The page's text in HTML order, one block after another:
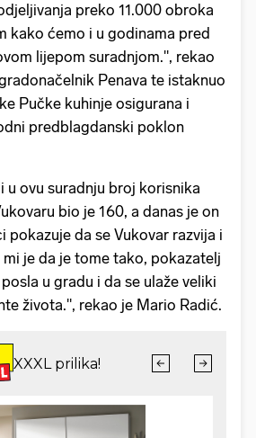
preko 11.000 obroka
kako ćemo i u godinama pred
lijepom suradnjom.", rekao
Penava te istaknuo
Pučke kuhinje osigurana i
predblagdanski poklon
u ovu suradnju broj korisnika
bio je 160, a danas je on
pokazuje da se Vukovar razvija i
je da je tome tako, pokazatelj
u gradu i da se ulaže veliki
života.", rekao je Mario Radić.